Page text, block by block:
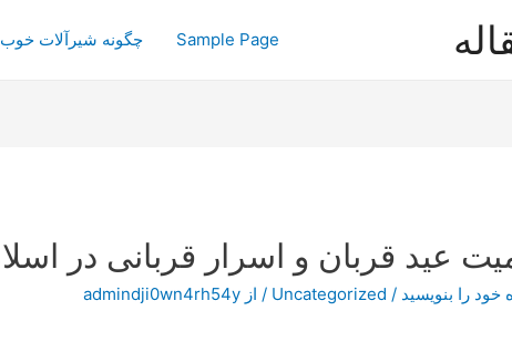
Sample Page چگونه شیرآلات
عید قربان و اسرار قربانی در
خود را بنویسید /
Uncategorized / از admindji0wn4rh54y